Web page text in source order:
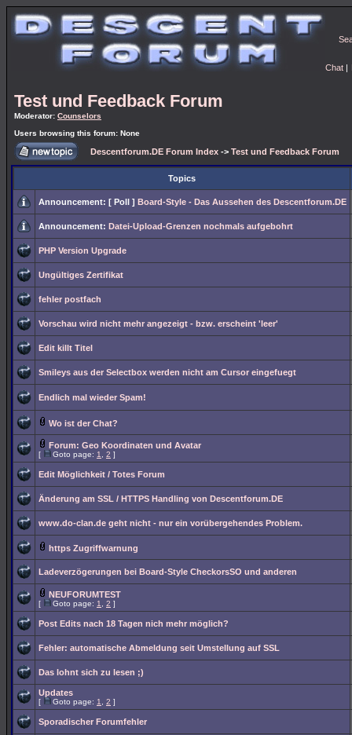
Chat |
Test und Feedback Forum
Moderator: Counselors
Users browsing this forum: None
Descentforum.DE Forum Index -> Test und Feedback Forum
Topics
Announcement: [ Poll ] Board-Style - Das Aussehen des Descentforum.DE
Announcement: Datei-Upload-Grenzen nochmals aufgebohrt
PHP Version Upgrade
Ungültiges Zertifikat
fehler postfach
Vorschau wird nicht mehr angezeigt - bzw. erscheint 'leer'
Edit killt Titel
Smileys aus der Selectbox werden nicht am Cursor eingefuegt
Endlich mal wieder Spam!
Wo ist der Chat?
Forum: Geo Koordinaten und Avatar
[ Goto page: 1 2 ]
Edit Möglichkeit / Totes Forum
Änderung am SSL / HTTPS Handling von Descentforum.DE
www.do-clan.de geht nicht - nur ein vorübergehendes Problem.
https Zugriffwarnung
Ladeverzögerungen bei Board-Style CheckorsSO und anderen
NEUFORUMTEST
[ Goto page: 1 2 ]
Post Edits nach 18 Tagen nich mehr möglich?
Fehler: automatische Abmeldung seit Umstellung auf SSL
Das lohnt sich zu lesen ;)
Updates
[ Goto page: 1 2 ]
Sporadischer Forumfehler